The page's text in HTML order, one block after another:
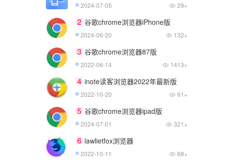
2024-07-05 29+
2 谷歌chrome浏览器iPhone版
2024-06-20 132+
3 谷歌chrome浏览器87版
2022-06-14 1413+
4 inote读客浏览器2022年最新版
2022-10-20 61+
5 谷歌chrome浏览器ipad版
2024-07-01 321+
6 lawlietfox浏览器
2022-10-11 68+